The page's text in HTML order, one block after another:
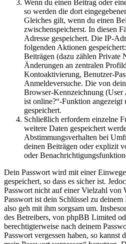
Wenn du einen Beitrag oder
so werden die dort
Gleiches gilt, wenn du einen
zwischenspeicherst. In diesen
Adresse gespeichert. Die IP-
folgenden Aktionen
Beiträgen (dazu zählen Private
Änderungen an zentralen
Kontoaktivierung, Benutzer-
Anmeldeversuche. Die von
Browser-Kennzeichnung
ist online?“-Funktion angezeigt
gespeichert.
Schließlich erfordern einzelne
weitere Daten gespeichert
Abstimmungsverhalten bei
deinen Beiträgen oder explizit
oder
Dein Passwort wird mit einer
gespeichert, so dass es sicher ist.
Passwort nicht auf einer Vielzahl von
Passwort ist dein Schlüssel zu
also geh mit ihm sorgsam um.
des Betreibers, von phpBB Limited
berechtigterweise nach deinem
Passwort vergessen haben, so kannst